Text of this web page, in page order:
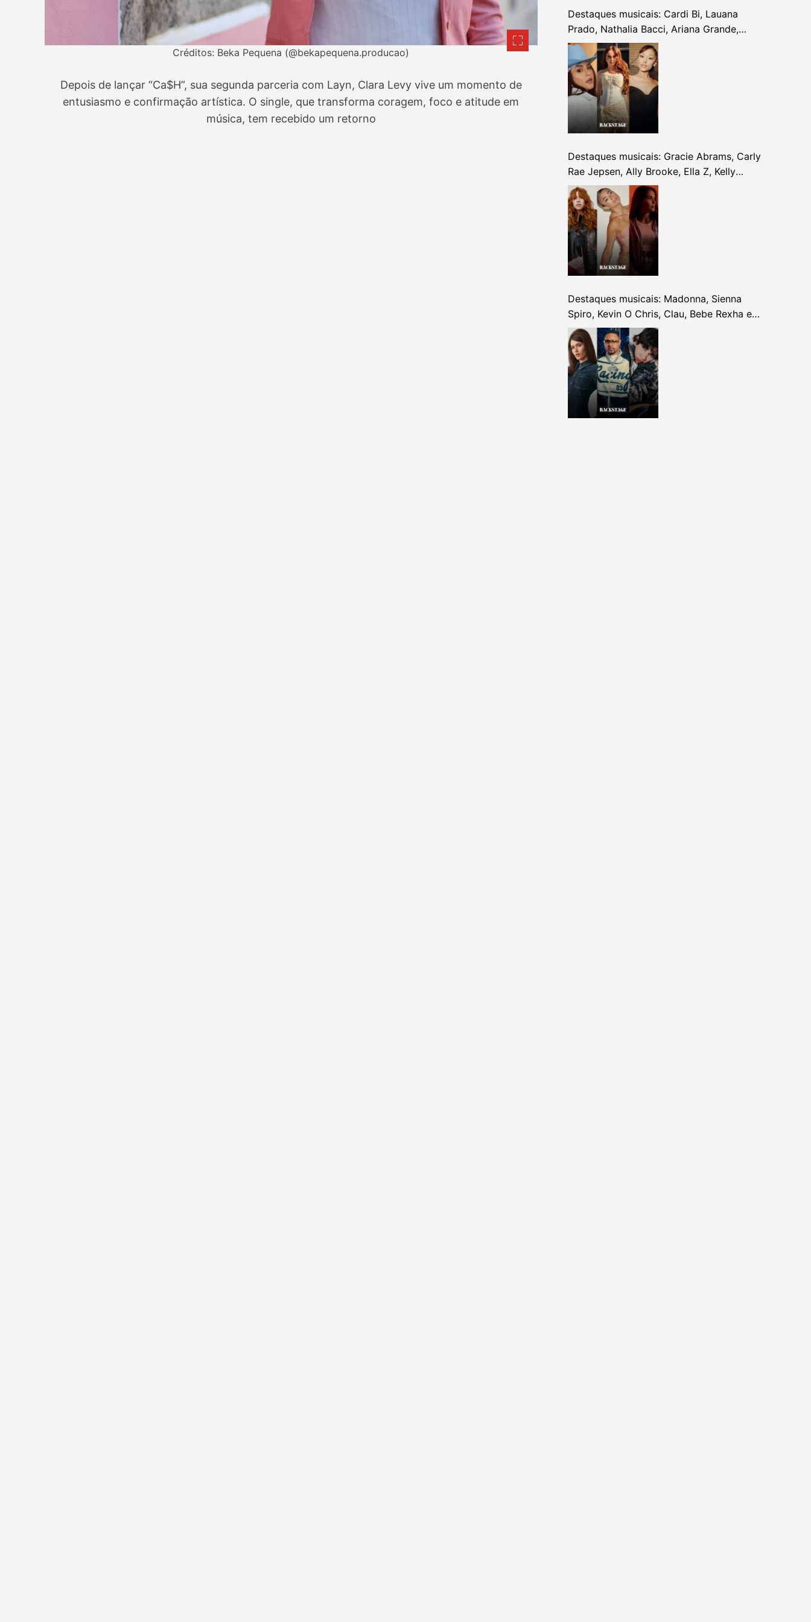
Créditos: Beka Pequena (@bekapequena.producao)
Depois de lançar “Ca$H”, sua segunda parceria com Layn, Clara Levy vive um momento de
entusiasmo e confirmação artística. O single, que transforma coragem, foco e atitude em
música, tem recebido um retorno
Destaques musicais: Cardi Bi, Lauana
Prado, Nathalia Bacci, Ariana Grande,
Alhocca, Dhi Ribeiro e mais
Destaques musicais: Gracie Abrams, Carly
Rae Jepsen, Ally Brooke, Ella Z, Kelly
Clarkson e mais
Destaques musicais: Madonna, Sienna
Spiro, Kevin O Chris, Clau, Bebe Rexha e
mais